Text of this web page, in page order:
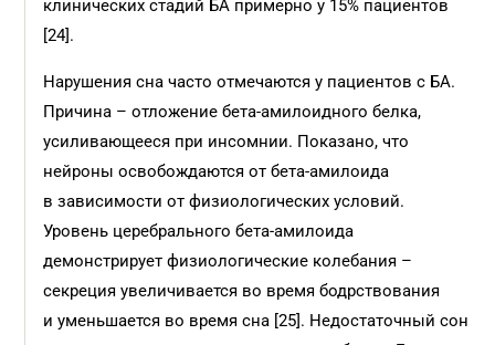
клинических стадий БА примерно у 15% пациентов
[24].
Нарушения сна часто отмечаются у пациентов с БА.
Причина – отложение бета-амилоидного белка,
усиливающееся при инсомнии. Показано, что
нейроны освобождаются от бета-амилоида
в зависимости от физиологических условий.
Уровень церебрального бета-амилоида
демонстрирует физиологические колебания –
секреция увеличивается во время бодрствования
и уменьшается во время сна [25]. Недостаточный сон